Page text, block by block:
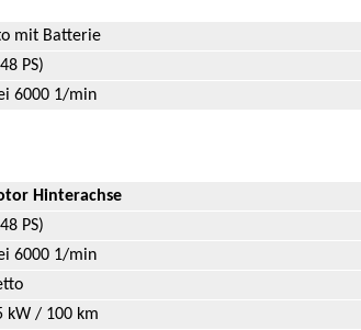
mit Batterie
PS)
6000 1/min
Hinterachse
PS)
6000 1/min
kW / 100 km